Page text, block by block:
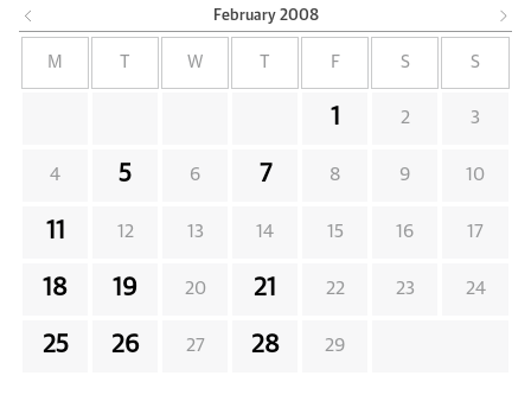
February 2008
M W F S S
1 2 3
4 5 6 7 8 9 10
11 12 13 14 15 16 17
18 19 20 21 22 23 24
25 26 27 28 29